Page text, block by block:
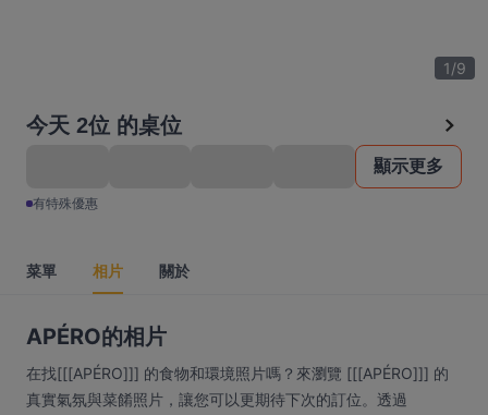
1/9
今天 2位 的桌位
顯示更多
有特殊優惠
菜單 相片 關於
APÉRO的相片
在找[[[APÉRO]]] 的食物和環境照片嗎？來瀏覽 [[[APÉRO]]] 的
真實氣氛與菜餚照片，讓您可以更期待下次的訂位。透過